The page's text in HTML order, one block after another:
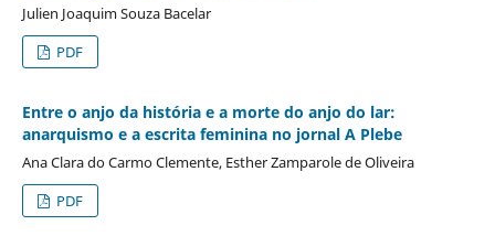
Julien Joaquim Souza Bacelar
PDF
Entre o anjo da história e a morte do anjo do lar:
anarquismo e a escrita feminina no jornal A Plebe
Ana Clara do Carmo Clemente, Esther Zamparole de Oliveira
PDF